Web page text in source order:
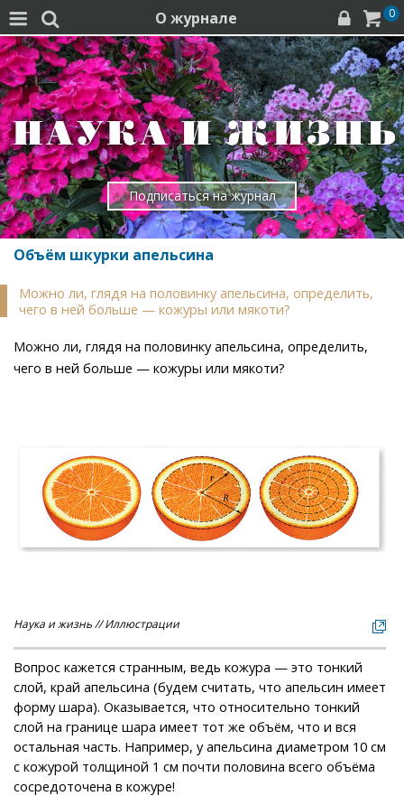
  О журнале   0
Подписаться на журнал
Объём шкурки апельсина
Можно ли, глядя на половинку апельсина, определить,
чего в ней больше — кожуры или мякоти?
Можно ли, глядя на половинку апельсина, определить,
чего в ней больше — кожуры или мякоти?
Наука и жизнь // Иллюстрации
Вопрос кажется странным, ведь кожура — это тонкий
слой, край апельсина (будем считать, что апельсин имеет
форму шара). Оказывается, что относительно тонкий
слой на границе шара имеет тот же объём, что и вся
остальная часть. Например, у апельсина диаметром 10 см
с кожурой толщиной 1 см почти половина всего объёма
сосредоточена в кожуре!